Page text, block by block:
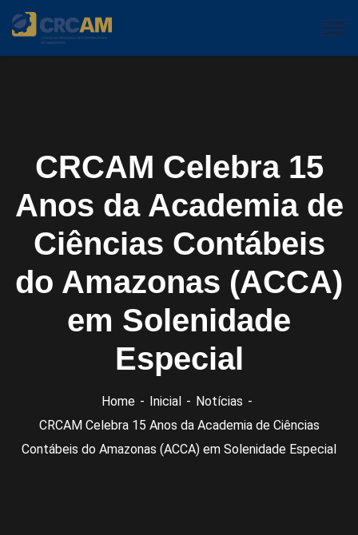
CRCAM Celebra 15
Anos da Academia de
Ciências Contábeis
do Amazonas (ACCA)
em Solenidade
Especial
Home Inicial
Notícias
CRCAM Celebra 15 Anos da Academia de Ciências
Contábeis do Amazonas (ACCA) em Solenidade Especial